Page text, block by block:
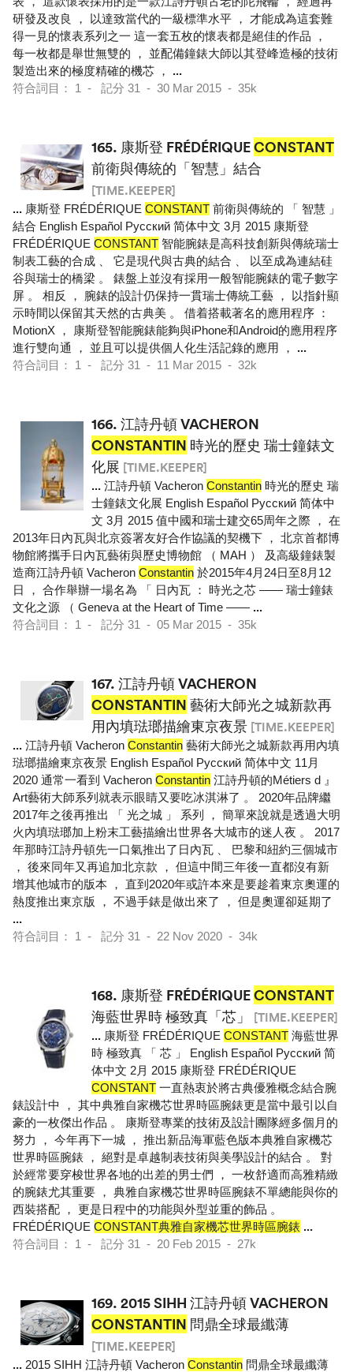
研發及改良 ， 以達致當代的一級標準水平 ， 才能成為這套難
得一見的懷表系列之一 這一套五枚的懷表都是絕佳的作品 ，
每一枚都是舉世無雙的 ， 並配備鐘錶大師以其登峰造極的技術
製造出來的極度精確的機芯 ， ...
符合詞目： 1 - 記分 31 - 30 Mar 2015 - 35k
165. 康斯登 FRÉDÉRIQUECONSTANT
前衛與傳統的「智慧」結合
[TIME.KEEPER]
... 康斯登 FRÉDÉRIQUE CONSTANT 前衛與傳統的 「 智慧 」
結合 English Español Pусский 简体中文 3月 2015 康斯登
FRÉDÉRIQUE CONSTANT 智能腕錶是高科技創新與傳統瑞士
制表工藝的合成 、 它是現代與古典的結合 、 以至成為連結硅
谷與瑞士的橋梁 。 錶盤上並沒有採用一般智能腕錶的電子數字
屏 。 相反 ， 腕錶的設計仍保持一貫瑞士傳統工藝 ， 以指針顯
示時間以保留其天然的古典美 。 借着搭載著名的應用程序 ：
MotionX ， 康斯登智能腕錶能夠與iPhone和Android的應用程序
進行雙向通 ， 並且可以提供個人化生活記錄的應用 ， ...
符合詞目： 1 - 記分 31 - 11 Mar 2015 - 32k
166. 江詩丹頓 VACHERON
CONSTANTIN 時光的歷史 瑞士鐘錶文
化展 [TIME.KEEPER]
... 江詩丹頓 Vacheron Constantin 時光的歷史 瑞
士鐘錶文化展 English Español Pусский 简体中
文 3月 2015 值中國和瑞士建交65周年之際 ， 在
2013年日內瓦與北京簽署友好合作協議的契機下 ， 北京首都博
物館將攜手日內瓦藝術與歷史博物館 （ MAH ） 及高級鐘錶製
造商江詩丹頓 Vacheron Constantin 於2015年4月24日至8月12
日 ， 合作舉辦一場名為 「 日內瓦 ： 時光之芯 —— 瑞士鐘錶
文化之源 （ Geneva at the Heart of Time —— ...
符合詞目： 1 - 記分 31 - 05 Mar 2015 - 35k
167. 江詩丹頓 VACHERON
CONSTANTIN 藝術大師光之城新款再
用內填琺瑯描繪東京夜景 [TIME.KEEPER]
... 江詩丹頓 Vacheron Constantin 藝術大師光之城新款再用內填
琺瑯描繪東京夜景 English Español Pусский 简体中文 11月
2020 通常一看到 Vacheron Constantin 江詩丹頓的Métiers d 』
Art藝術大師系列就表示眼睛又要吃冰淇淋了 。 2020年品牌繼
2017年之後再推出 「 光之城 」 系列 ， 簡單來說就是透過大明
火內填琺瑯加上粉末工藝描繪出世界各大城市的迷人夜 。 2017
年那時江詩丹頓先一口氣推出了日內瓦 、 巴黎和紐約三個城市
， 後來同年又再追加北京款 ， 但這中間三年後一直都沒有新
增其他城市的版本 ， 直到2020年或許本來是要趁着東京奧運的
熱度推出東京版 ， 不過手錶是做出來了 ， 但是奧運卻延期了
...
符合詞目： 1 - 記分 31 - 22 Nov 2020 - 34k
168. 康斯登 FRÉDÉRIQUECONSTANT
海藍世界時 極致真「芯」
[TIME.KEEPER]
... 康斯登 FRÉDÉRIQUE CONSTANT 海藍世界
時 極致真 「 芯 」 English Español Pусский 简
体中文 2月 2015 康斯登 FRÉDÉRIQUE
CONSTANT 一直熱衷於將古典優雅概念結合腕
錶設計中 ， 其中典雅自家機芯世界時區腕錶更是當中最引以自
豪的一枚傑出作品 。 康斯登專業的技術及設計團隊經多個月的
努力 ， 今年再下一城 ， 推出新品海軍藍色版本典雅自家機芯
世界時區腕錶 ， 絕對是卓越制表技術與美學設計的結合 。 對
於經常要穿梭世界各地的出差的男士們 ， 一枚舒適而高雅精緻
的腕錶尤其重要 ， 典雅自家機芯世界時區腕錶不單總能與你的
西裝搭配 ， 更是日程中的功能與外型並重的飾品 。
FRÉDÉRIQUE CONSTANT典雅自家機芯世界時區腕錶 ...
符合詞目： 1 - 記分 31 - 20 Feb 2015 - 27k
169. 2015 SIHH 江詩丹頓 VACHERON
CONSTANTIN 問鼎全球最纖薄
[TIME.KEEPER]
... 2015 SIHH 江詩丹頓 Vacheron Constantin 問鼎全球最纖薄